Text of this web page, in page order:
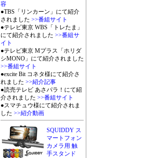
容
●TBS「リンカーン」にて紹介
されました >>番組サイト
●テレビ東京 WBS「トレたま」
にて紹介されました >>番組サ
イト
●テレビ東京 Mプラス「ホリダ
シMONO」にて紹介されました
>>番組サイト
●excite Bit コネタ様にて紹介さ
れました >>紹介記事
●読売テレビ あさパラ！にて紹
介されました >>番組サイト
●スマチュウ様にて紹介されま
した >>紹介動画
SQUIDDY ス
マートフォン
カメラ用 触
手スタンド